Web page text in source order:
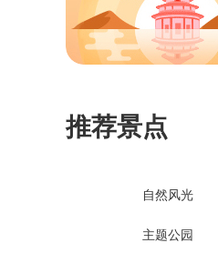
推荐景点
自然风光
主题公园